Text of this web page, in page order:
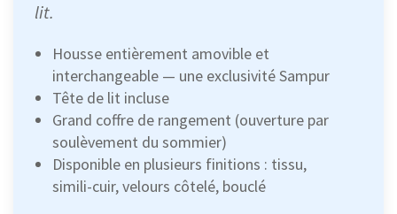
lit.
Housse entièrement amovible et
interchangeable — une exclusivité Sampur
Tête de lit incluse
Grand coffre de rangement (ouverture par
soulèvement du sommier)
Disponible en plusieurs finitions : tissu,
simili-cuir, velours côtelé, bouclé